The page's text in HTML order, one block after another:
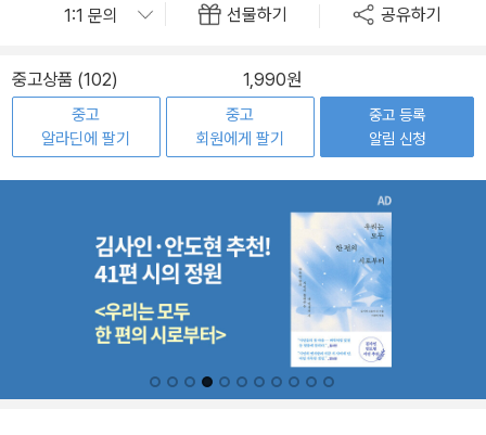
선물하기 공유하기
중고상품 (102) 1,990원
중고
알라딘에 팔기
중고
회원에게 팔기
중고 등록
알림 신청